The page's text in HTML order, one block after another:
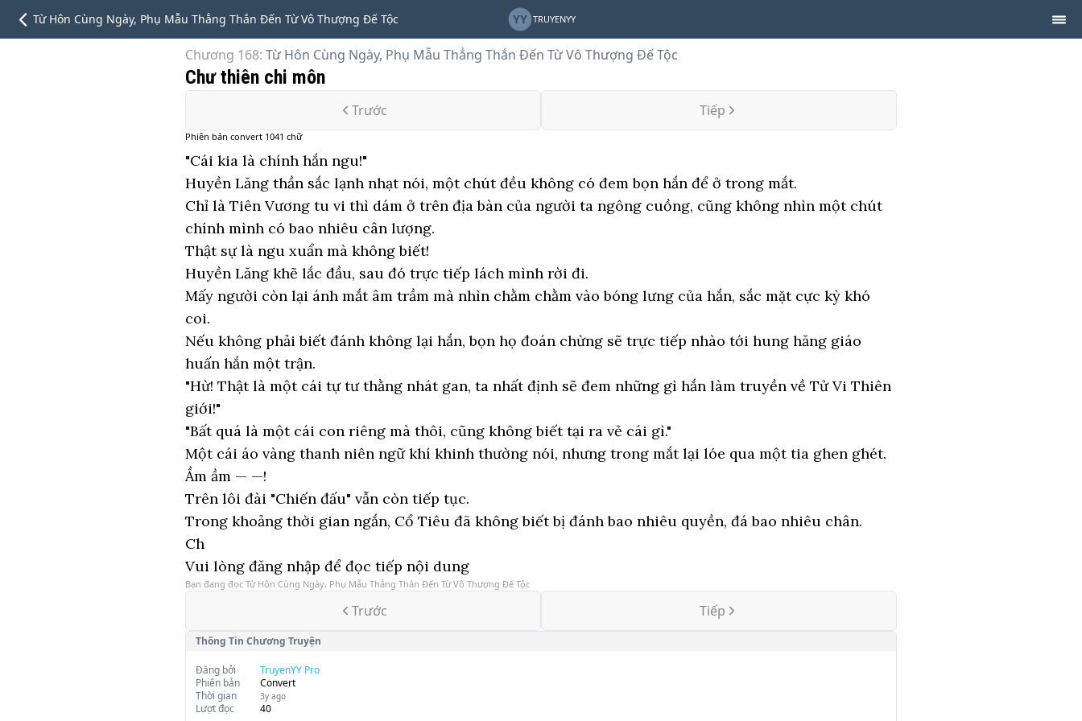
Từ Hôn Cùng Ngày, Phụ Mẫu Thẳng Thắn Đến Từ Vô Thượng Đế Tộc YY TRUYENYY
Chương 168: Từ Hôn Cùng Ngày, Phụ Mẫu Thẳng Thắn Đến Từ Vô Thượng Đế Tộc
Chư thiên chi môn
Trước Tiếp
Phiên bản convert 1041 chữ
"Cái kia là chính hắn ngu!"
Huyền Lăng thần sắc lạnh nhạt nói, một chút đều không có đem bọn hắn để ở trong mắt.
Chỉ là Tiên Vương tu vi thì dám ở trên địa bàn của người ta ngông cuồng, cũng không nhìn một chút
chính mình có bao nhiêu cân lượng.
Thật sự là ngu xuẩn mà không biết!
Huyền Lăng khẽ lắc đầu, sau đó trực tiếp lách mình rời đi.
Mấy người còn lại ánh mắt âm trầm mà nhìn chằm chằm vào bóng lưng của hắn, sắc mặt cực kỳ khó
coi.
Nếu không phải biết đánh không lại hắn, bọn họ đoán chừng sẽ trực tiếp nhào tới hung hăng giáo
huấn hắn một trận.
"Hừ! Thật là một cái tự tư thằng nhát gan, ta nhất định sẽ đem những gì hắn làm truyền về Tử Vi Thiên
giới!"
"Bất quá là một cái con riêng mà thôi, cũng không biết tại ra vẻ cái gì."
Một cái áo vàng thanh niên ngữ khí khinh thường nói, nhưng trong mắt lại lóe qua một tia ghen ghét.
Ầm ầm — —!
Trên lôi đài "Chiến đấu" vẫn còn tiếp tục.
Trong khoảng thời gian ngắn, Cổ Tiêu đã không biết bị đánh bao nhiêu quyền, đá bao nhiêu chân.
Ch
Vui lòng đăng nhập để đọc tiếp nội dung
Bạn đang đọc Từ Hôn Cùng Ngày, Phụ Mẫu Thẳng Thắn Đến Từ Vô Thượng Đế Tộc
Trước Tiếp
Thông Tin Chương Truyện
Đăng bởi
TruyenYY Pro
Phiên bản
Convert
Thời gian
3y ago
Lượt đọc 40